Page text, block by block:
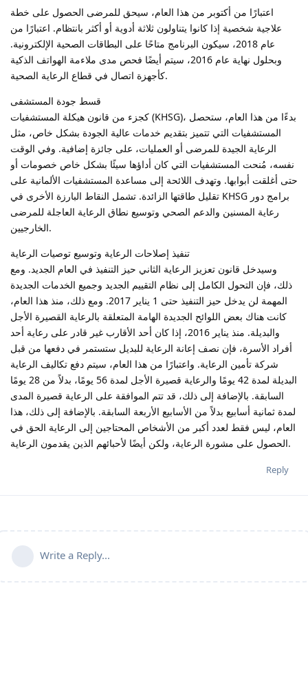
اعتبارًا من أكتوبر من هذا العام، سيحق للمرضى الحصول على خطة
علاجية شخصية إذا كانوا يتناولون ثلاثة أدوية أو أكثر بانتظام. اعتبارًا من
عام 2018، سيكون البرنامج متاحًا على البطاقات الصحية الإلكترونية.
وبحلول نهاية عام 2016، سيتم أيضًا فحص مدى ملاءمة الهواتف الذكية
كأجهزة اتصال في قطاع الرعاية الصحية.
قسط جودة المستشفى
كجزء من قانون هيكلة المستشفيات (KHSG)، بدءًا من هذا العام، ستحصل
المستشفيات التي تتميز بتقديم خدمات عالية الجودة بشكل خاص، مثل
الرعاية الجيدة للمرضى أو العمليات، على جائزة إضافية. وفي الوقت
نفسه، مُنحت المستشفيات التي كان أداؤها سيئًا بشكل خاص خصومات أو
حتى أغلقت أبوابها. وتهدف اللائحة إلى مساعدة المستشفيات الألمانية على
تقليل طاقتها الزائدة. تشمل النقاط البارزة الأخرى في KHSG برامج دور
رعاية المسنين والدعم الصحي وتوسيع نطاق الرعاية العاجلة للمرضى
الخارجيين.
تنفيذ إصلاحات الرعاية وتوسيع توصيات الرعاية
وسيدخل قانون تعزيز الرعاية الثاني حيز التنفيذ في العام الجديد. ومع
ذلك، فإن التحول الكامل إلى نظام التقييم الجديد وجميع الخدمات الجديدة
المهمة لن يدخل حيز التنفيذ حتى 1 يناير 2017. ومع ذلك، منذ هذا العام،
كانت هناك بعض اللوائح الجديدة الهامة المتعلقة بالرعاية القصيرة الأجل
والبديلة. منذ يناير 2016، إذا كان أحد الأقارب غير قادر على رعاية أحد
أفراد الأسرة، فإن نصف إعانة الرعاية للبديل ستستمر في دفعها من قبل
شركة تأمين الرعاية. واعتبارًا من هذا العام، سيتم دفع تكاليف الرعاية
البديلة لمدة 42 يومًا والرعاية قصيرة الأجل لمدة 56 يومًا، بدلاً من 28 يومًا
السابقة. بالإضافة إلى ذلك، قد تتم الموافقة على الرعاية قصيرة المدى
لمدة ثمانية أسابيع بدلاً من الأسابيع الأربعة السابقة. بالإضافة إلى ذلك، هذا
العام، ليس فقط لعدد أكبر من الأشخاص المحتاجين إلى الرعاية الحق في
الحصول على مشورة الرعاية، ولكن أيضًا لأحبائهم الذين يقدمون الرعاية.
Reply
Write a Reply...